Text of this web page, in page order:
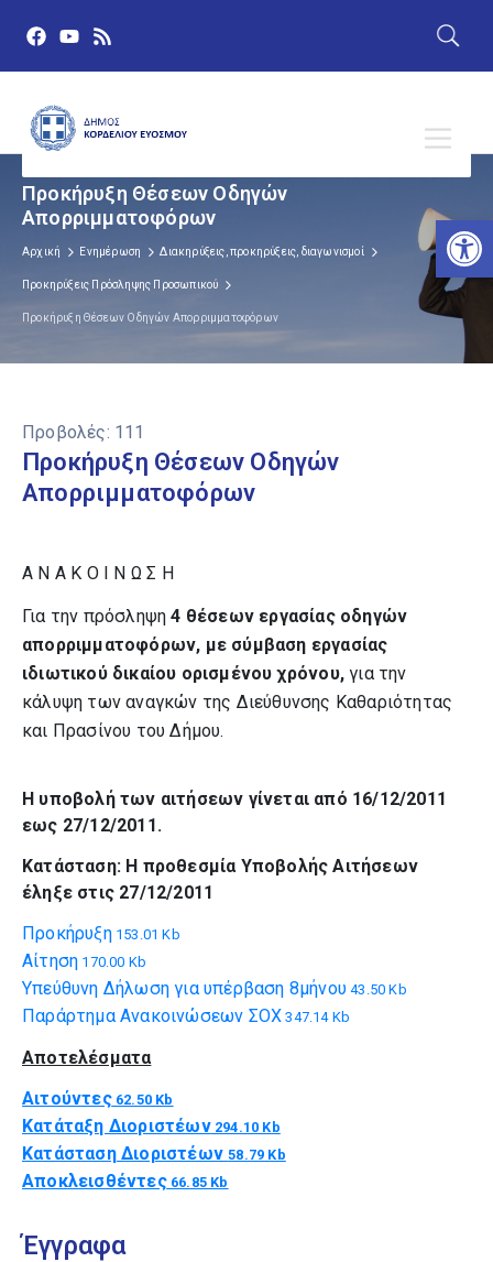
Προκήρυξη Θέσεων Οδηγών
Απορριμματοφόρων
Αρχική Ενημέρωση Διακηρύξεις, προκηρύξεις, διαγωνισμοί
Προκηρύξεις Πρόσληψης Προσωπικού
Προκήρυξη Θέσεων Οδηγών Απορριμματοφόρων
Προβολές: 111
Προκήρυξη Θέσεων Οδηγών
Απορριμματοφόρων
Α Ν Α Κ Ο Ι Ν Ω Σ Η
Για την πρόσληψη4 θέσεων εργασίας οδηγών
απορριμματοφόρων, με σύμβαση εργασίας
ιδιωτικού δικαίου ορισμένου χρόνου, για την
κάλυψη των αναγκών της Διεύθυνσης Καθαριότητας
και Πρασίνου του Δήμου.
H υποβολή των αιτήσεων γίνεται από 16/12/2011
εως 27/12/2011.
Κατάσταση: H προθεσμία Υποβολής Αιτήσεων
έληξε στις 27/12/2011
Προκήρυξη153.01 Kb
Αίτηση 170.00 Kb
Υπεύθυνη Δήλωση για υπέρβαση 8μήνου 43.50 Kb
Παράρτημα Ανακοινώσεων ΣΟΧ 347.14 Kb
Αποτελέσματα
Αιτούντες62.50 Kb
Κατάταξη Διοριστέων294.10 Kb
Κατάσταση Διοριστέων58.79 Kb
Αποκλεισθέντες66.85 Kb
Έγγραφα